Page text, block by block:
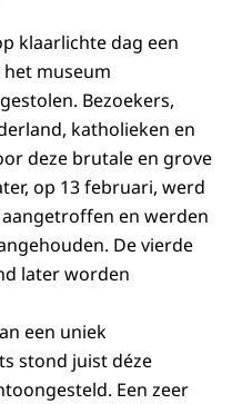
klaarlichte dag een
museum
Bezoekers,
katholieken en
deze brutale en grove
op 13 februari, werd
en werden
De vierde
later worden
een uniek
stond juist déze
Een zeer